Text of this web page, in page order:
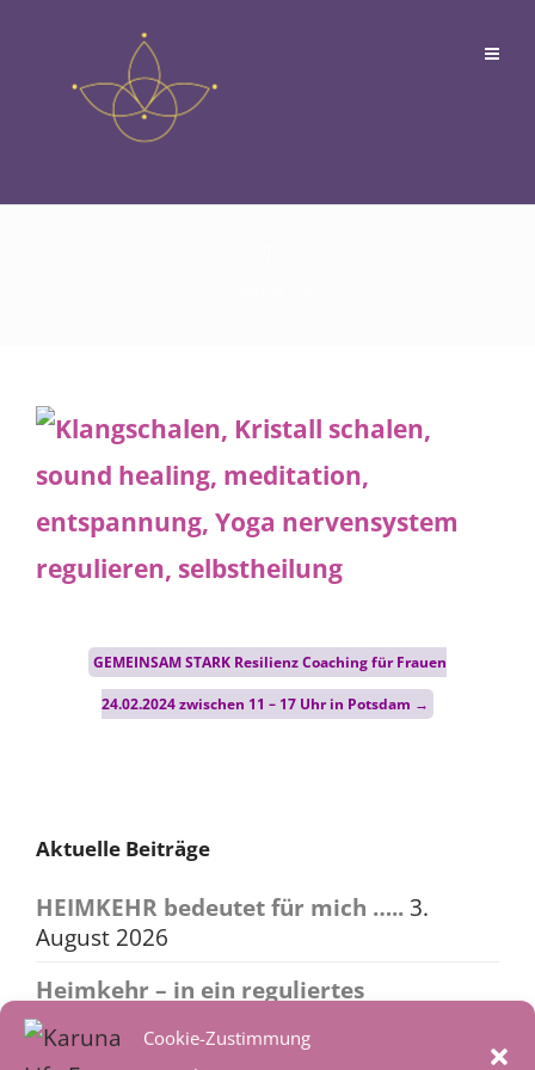
Cookie-Zustimmung
Post
navigation
GEMEINSAM STARK Resilienz Coaching für Frauen
24.02.2024 zwischen 11 – 17 Uhr in Potsdam →
Aktuelle Beiträge
HEIMKEHR bedeutet für mich …..3.
August 2026
Heimkehr – in ein reguliertes
Nervensystem